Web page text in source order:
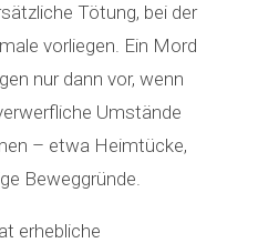
Tötung, bei der
vorliegen. Ein Mord
nur dann vor, wenn
Umstände
– etwa Heimtücke,
Beweggründe.
erhebliche